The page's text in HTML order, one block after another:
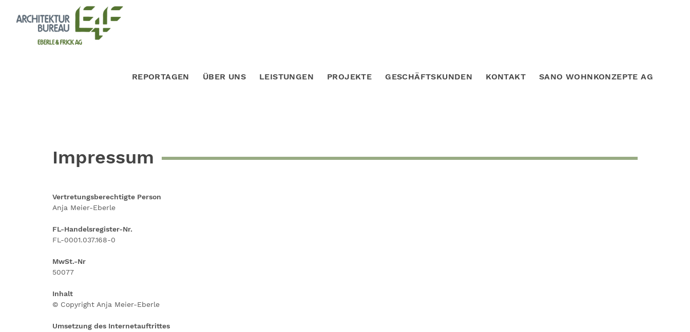
REPORTAGEN ÜBER UNS LEISTUNGEN PROJEKTE GESCHÄFTSKUNDEN KONTAKT SANO WOHNKONZEPTE AG
Impressum
Vertretungsberechtigte Person
Anja Meier-Eberle
FL-Handelsregister-Nr.
FL-0001.037.168-0
MwSt.-Nr
50077
Inhalt
© Copyright Anja Meier-Eberle
Umsetzung des Internetauftrittes